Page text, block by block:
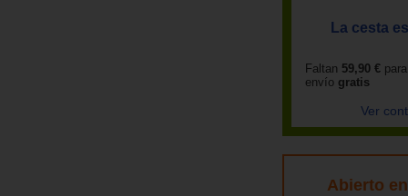
La cesta
Faltan 59,90 €
envío gratis
Ver
Abierto